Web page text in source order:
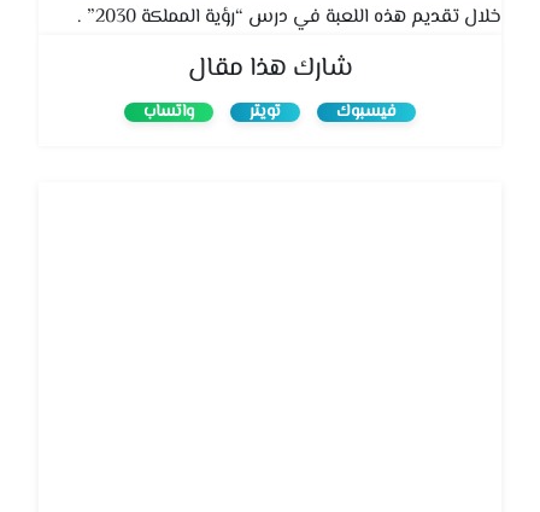
خلال تقديم هذه اللعبة في درس “رؤية المملكة 2030” .
شارك هذا مقال
فيسبوك تويتر واتساب